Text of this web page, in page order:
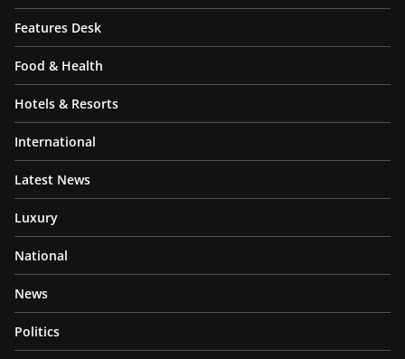
Features Desk
Food & Health
Hotels & Resorts
International
Latest News
Luxury
National
News
Politics